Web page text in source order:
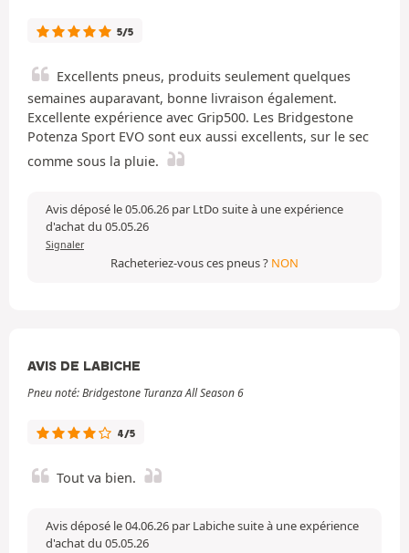
5/5
Excellents pneus, produits seulement quelques
semaines auparavant, bonne livraison également.
Excellente expérience avec Grip500. Les Bridgestone
Potenza Sport EVO sont eux aussi excellents, sur le sec
comme sous la pluie.
Avis déposé le 05.06.26 par LtDo suite à une expérience
d'achat du 05.05.26
Signaler
Racheteriez-vous ces pneus ? NON
AVIS DE LABICHE
Pneu noté: Bridgestone Turanza All Season 6
4/5
Tout va bien.
Avis déposé le 04.06.26 par Labiche suite à une expérience
d'achat du 05.05.26